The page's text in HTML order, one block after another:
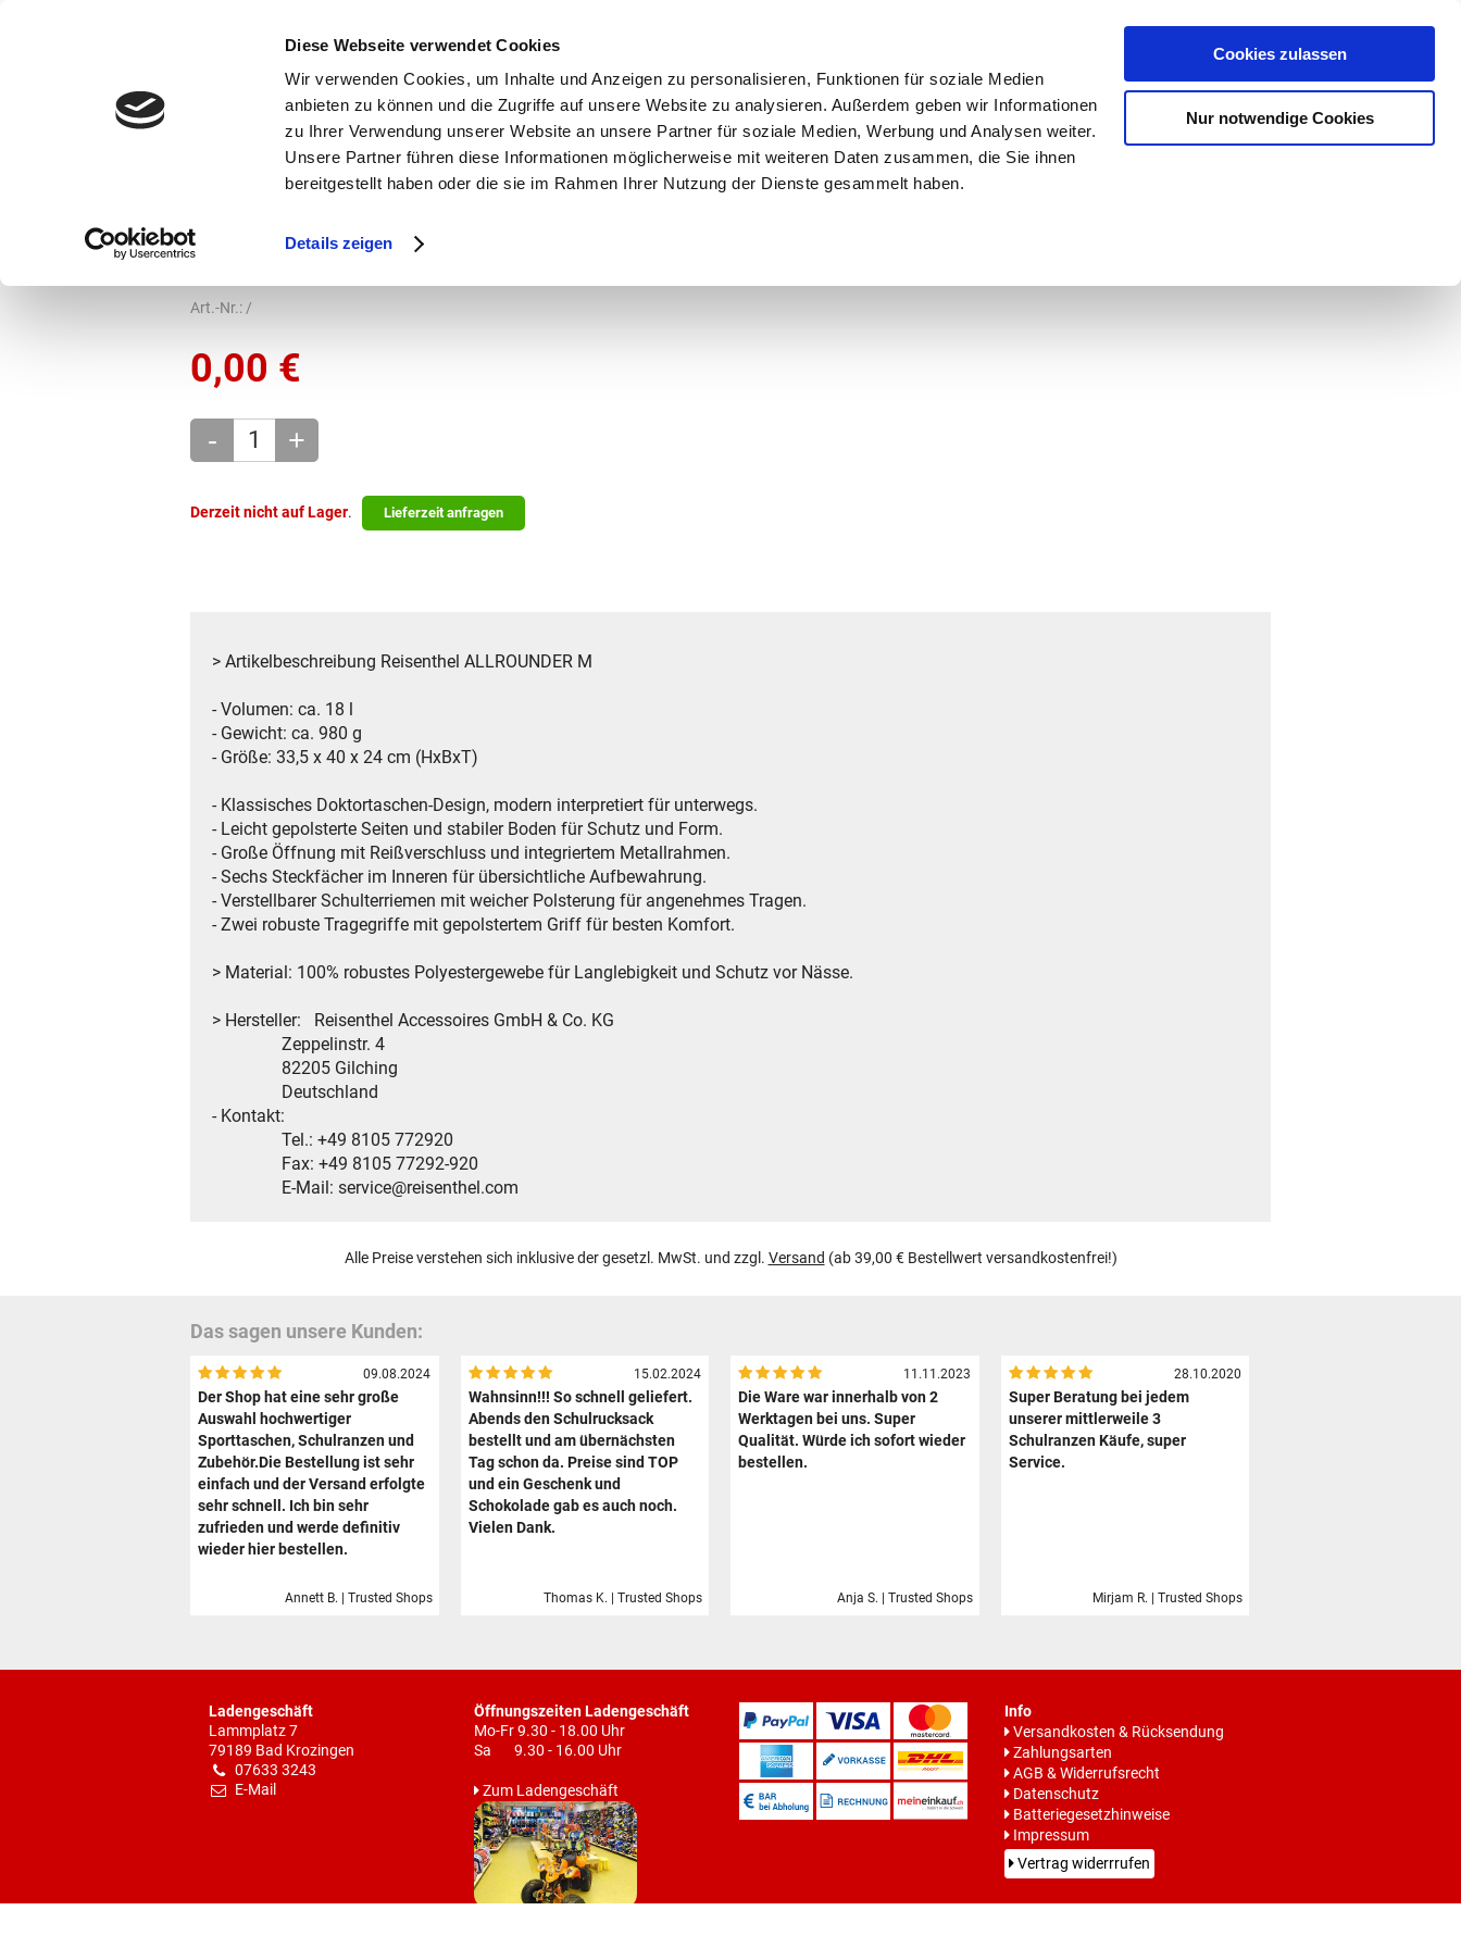
Diese Webseite verwendet Cookies
Wir verwenden Cookies, um Inhalte und Anzeigen zu personalisieren, Funktionen für soziale Medien
anbieten zu können und die Zugriffe auf unsere Website zu analysieren. Außerdem geben wir Informationen
zu Ihrer Verwendung unserer Website an unsere Partner für soziale Medien, Werbung und Analysen weiter.
Unsere Partner führen diese Informationen möglicherweise mit weiteren Daten zusammen, die Sie ihnen
bereitgestellt haben oder die sie im Rahmen Ihrer Nutzung der Dienste gesammelt haben.
Details zeigen
Cookies zulassen
Nur notwendige Cookies
bestellen und ausdrucken
3 x täglich an Werktagen!
0,00 €
Art.-Nr.:/
0,00 €
- +
Derzeit nicht auf Lager. Lieferzeit anfragen
> Artikelbeschreibung Reisenthel ALLROUNDER M
- Volumen: ca. 18 l
- Gewicht: ca. 980 g
- Größe: 33,5 x 40 x 24 cm (HxBxT)
- Klassisches Doktortaschen-Design, modern interpretiert für unterwegs.
- Leicht gepolsterte Seiten und stabiler Boden für Schutz und Form.
- Große Öffnung mit Reißverschluss und integriertem Metallrahmen.
- Sechs Steckfächer im Inneren für übersichtliche Aufbewahrung.
- Verstellbarer Schulterriemen mit weicher Polsterung für angenehmes Tragen.
- Zwei robuste Tragegriffe mit gepolstertem Griff für besten Komfort.
> Material: 100% robustes Polyestergewebe für Langlebigkeit und Schutz vor Nässe.
> Hersteller: Reisenthel Accessoires GmbH & Co. KG
Zeppelinstr. 4
82205 Gilching
Deutschland
- Kontakt:
Tel.: +49 8105 772920
Fax: +49 8105 77292-920
E-Mail: service@reisenthel.com
Alle Preise verstehen sich inklusive der gesetzl. MwSt. und zzgl. Versand (ab 39,00 € Bestellwert versandkostenfrei!)
Das sagen unsere Kunden:
09.08.2024
Der Shop hat eine sehr große
Auswahl hochwertiger
Sporttaschen, Schulranzen und
Zubehör.Die Bestellung ist sehr
einfach und der Versand erfolgte
sehr schnell. Ich bin sehr
zufrieden und werde definitiv
wieder hier bestellen.
Annett B. | Trusted Shops
15.02.2024
Wahnsinn!!! So schnell geliefert.
Abends den Schulrucksack
bestellt und am übernächsten
Tag schon da. Preise sind TOP
und ein Geschenk und
Schokolade gab es auch noch.
Vielen Dank.
Thomas K. | Trusted Shops
11.11.2023
Die Ware war innerhalb von 2
Werktagen bei uns. Super
Qualität. Würde ich sofort wieder
bestellen.
Anja S. | Trusted Shops
28.10.2020
Super Beratung bei jedem
unserer mittlerweile 3
Schulranzen Käufe, super
Service.
Mirjam R. | Trusted Shops
Ladengeschäft
Lammplatz 7
79189 Bad Krozingen
07633 3243
E-Mail
Öffnungszeiten Ladengeschäft
Mo-Fr 9.30 - 18.00 Uhr
Sa 9.30 - 16.00 Uhr
Zum Ladengeschäft
Info
Versandkosten & Rücksendung
Zahlungsarten
AGB & Widerrufsrecht
Datenschutz
Batteriegesetzhinweise
Impressum
Vertrag widerrrufen